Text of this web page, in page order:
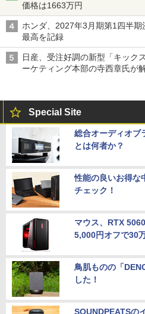
価格は1663万円
ホンダ、2027年3月期第1四半
最高を記録
日産、受注好調の新型「キック
ーケティング本部の寺西章氏が
Special Site
総合オーディオブ
とは何者か？
性能の良いお得な
チェック！
マウス、RTX
5,000円オフで30
鳥肌ものの「
した！
SOUNDPEATSの